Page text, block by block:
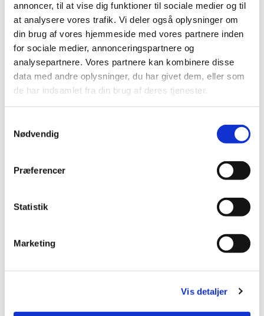
annoncer, til at vise dig funktioner til sociale medier og til
at analysere vores trafik. Vi deler også oplysninger om
din brug af vores hjemmeside med vores partnere inden
for sociale medier, annonceringspartnere og
analysepartnere. Vores partnere kan kombinere disse
data med andre oplysninger, du har givet dem, eller som
de har indsamlet fra din brug af deres tjenester.
Nødvendig
Præferencer
Statistik
Marketing
Vis detaljer
lide...